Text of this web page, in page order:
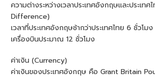
ความต่างระหว่างเวลาประเทศอังกฤษและประเท
Difference)
เวลาที่ประเทศอังกฤษช้ากว่าประเทศไทย 6 ชั่วโมง
เครื่องบินประมาณ 12 ชั่วโมง
ค่าเงิน (Currency)
ค่าเงินของประเทศอังกฤษ คือ Grant Britain